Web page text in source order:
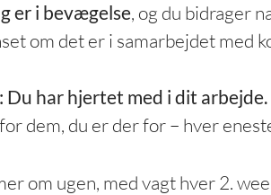
er i bevægelse, og du bidrager
om det er i samarbejdet med
Du har hjertet med i dit arbejde.
dem, du er der for – hver
om ugen, med vagt hver 2.